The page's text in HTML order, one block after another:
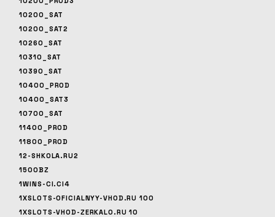
10200_SAT
10200_SAT2
10260_SAT
10310_SAT
10390_SAT
10400_PROD
10400_SAT3
10700_SAT
11400_PROD
11800_PROD
12-SHKOLA.RU2
1500BZ
1WINS-CI.CI4
1XSLOTS-OFICIALNYY-VHOD.RU 100
1XSLOTS-VHOD-ZERKALO.RU 10